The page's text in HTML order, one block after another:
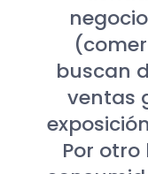
buscan
ventas
Por otro